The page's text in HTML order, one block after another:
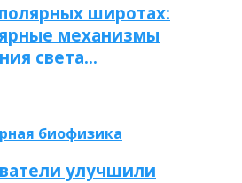
широтах:
механизмы
света…
биофизика
улучшили